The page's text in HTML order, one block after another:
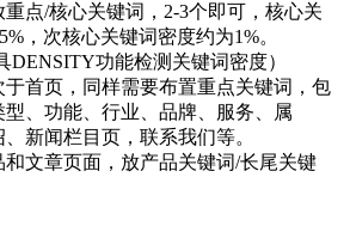
点/核心关键词，2-3个即可，核心关
，次核心关键词密度约为1%。
DENSITY功能检测关键词密度）
首页，同样需要布置重点关键词，包
、功能、行业、品牌、服务、属
新闻栏目页，联系我们等。
和文章页面，放产品关键词/长尾关键